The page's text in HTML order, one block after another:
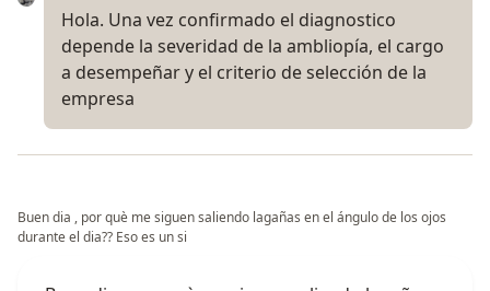
Hola. Una vez confirmado el diagnostico
depende la severidad de la ambliopía, el cargo
a desempeñar y el criterio de selección de la
empresa
Buen dia , por què me siguen saliendo lagañas en el ángulo de los ojos
durante el dia?? Eso es un si